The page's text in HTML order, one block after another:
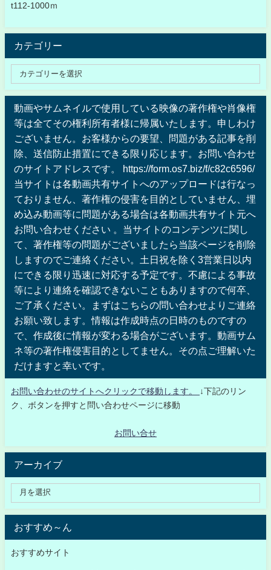
t112-1000ｍ
カテゴリー
動画やサムネイルで使用している映像の著作権や肖像権
等は全てその権利所有者様に帰属いたします。申しわけ
ございません。お客様からの要望、問題がある記事を削
除、送信防止措置にできる限り応じます。お問い合わせ
のサイトアドレスです。 https://form.os7.biz/f/c82c6596/
当サイトは各動画共有サイトへのアップロードは行なっ
ておりません、著作権の侵害を目的としていません、埋
め込み動画等に問題がある場合は各動画共有サイト元へ
お問い合わせください 。当サイトのコンテンツに関し
て、著作権等の問題がございましたら当該ページを削除
しますのでご連絡ください。土日祝を除く3営業日以内
にできる限り迅速に対応する予定です。不慮による事故
等により連絡を確認できないこともありますので何卒、
ご了承ください。まずはこちらの問い合わせよりご連絡
お願い致します。情報は作成時点の日時のものですの
で、作成後に情報が変わる場合がございます。動画サム
ネ等の著作権侵害目的としてません。その点ご理解いた
だけますと幸いです。
お問い合わせのサイトへクリックで移動します。
↓下記のリン
ク、ボタンを押すと問い合わせページに移動
お問い合せ
アーカイブ
おすすめ～ん
おすすめサイト